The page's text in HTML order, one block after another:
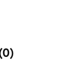
0)